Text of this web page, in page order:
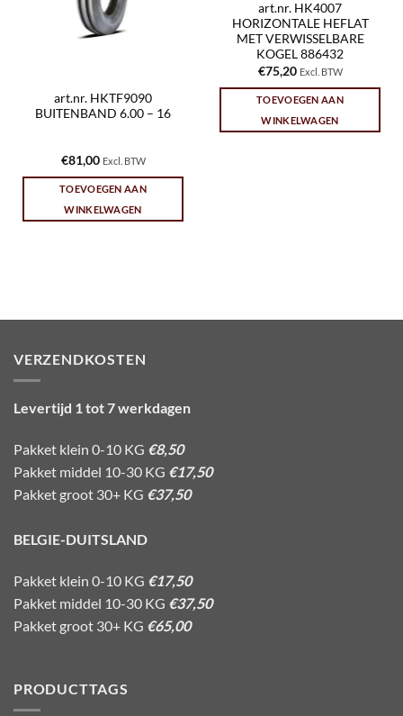
art.nr. HKTF9090
BUITENBAND 6.00 – 16
€81,00 Excl. BTW
TOEVOEGEN AAN
WINKELWAGEN
art.nr. HK4007
HORIZONTALE HEFLAT
MET VERWISSELBARE
KOGEL 886432
€75,20 Excl. BTW
TOEVOEGEN AAN
WINKELWAGEN
VERZENDKOSTEN
Levertijd 1 tot 7 werkdagen
Pakket klein 0-10 KG €8,50
Pakket middel 10-30 KG €17,50
Pakket groot 30+ KG €37,50
BELGIE-DUITSLAND
Pakket klein 0-10 KG €17,50
Pakket middel 10-30 KG €37,50
Pakket groot 30+ KG €65,00
PRODUCTTAGS